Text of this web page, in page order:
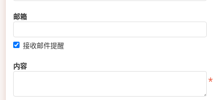
邮箱
接收邮件提醒
内容